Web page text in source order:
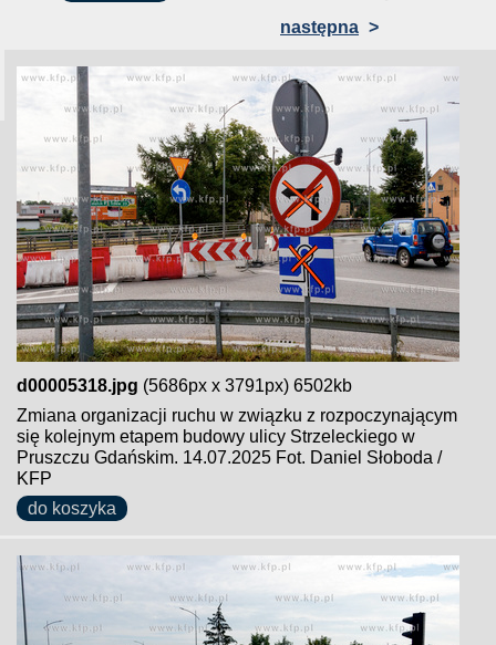
następna >
d00005318.jpg (5686px x 3791px) 6502kb
Zmiana organizacji ruchu w związku z rozpoczynającym
się kolejnym etapem budowy ulicy Strzeleckiego w
Pruszczu Gdańskim. 14.07.2025 Fot. Daniel Słoboda /
KFP
do koszyka